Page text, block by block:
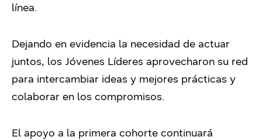
línea.
Dejando en evidencia la necesidad de actuar
juntos, los Jóvenes Líderes aprovecharon su red
para intercambiar ideas y mejores prácticas y
colaborar en los compromisos.
El apoyo a la primera cohorte continuará